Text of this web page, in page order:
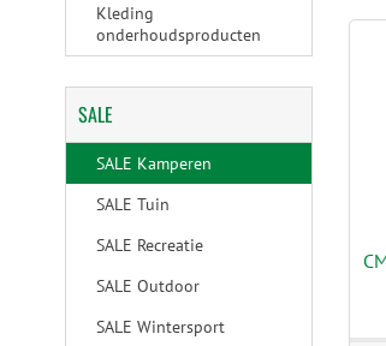
Kleding
onderhoudsproducten
SALE
SALE Kamperen
SALE Tuin
SALE Recreatie
SALE Outdoor
SALE Wintersport